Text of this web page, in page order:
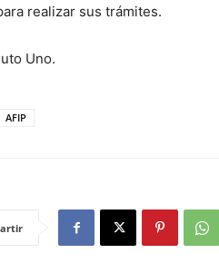
realizar sus trámites.
Uno.
AFIP